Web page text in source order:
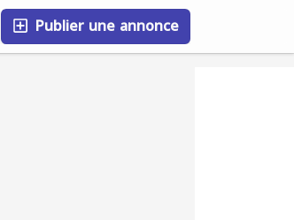
Publier une annonce
Entreprises
Blog
FAQ